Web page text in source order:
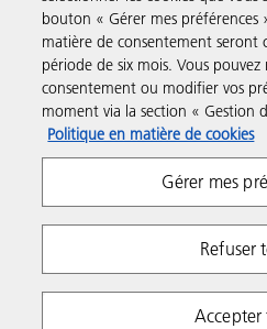
Ressources
Suivez-nous
Respect de la vie privée
bouton « Gérer mes préférences
matière de consentement seront
période de six mois. Vous
consentement ou modifier vos
moment via la section « Gestion
Politique en matière de cookies
Gérer mes
Refuser